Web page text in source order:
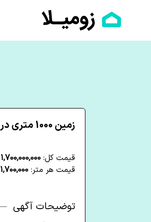
زمین 1000 متری در خورشت اشنویه
قیمت کل: 1,700,000,000
قیمت هر متر: 1,700,000
توضیحات آگهی